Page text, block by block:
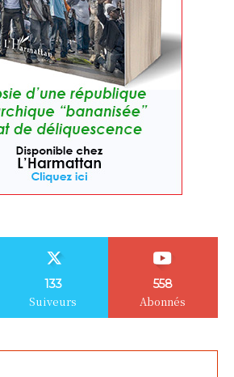
133
Suiveurs
558
Abonnés